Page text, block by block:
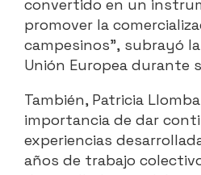
convertido en un
promover la
campesinos”, subrayó
Unión Europea durante
También, Patricia
importancia de dar
experiencias
años de trabajo